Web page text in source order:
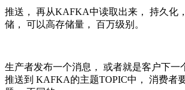
推送， 再从KAFKA中读取出来， 持久化
储， 可以高存储量， 百万级别。
生产者发布一个消息， 或者就是客户下一
推送到 KAFKA的主题TOPIC中， 消费者